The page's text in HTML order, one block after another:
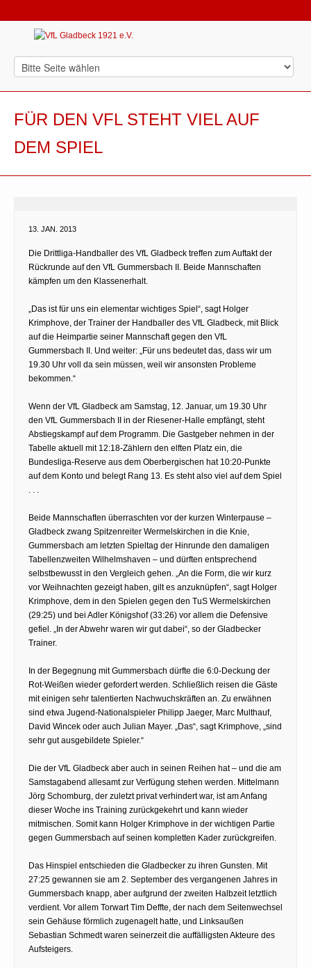
FÜR DEN VFL STEHT VIEL AUF
DEM SPIEL
13. JAN. 2013
Die Drittliga-Handballer des VfL Gladbeck treffen zum Auftakt der
Rückrunde auf den VfL Gummersbach II. Beide Mannschaften
kämpfen um den Klassenerhalt.
„Das ist für uns ein elementar wichtiges Spiel“, sagt Holger
Krimphove, der Trainer der Handballer des VfL Gladbeck, mit Blick
auf die Heimpartie seiner Mannschaft gegen den VfL
Gummersbach II. Und weiter: „Für uns bedeutet das, dass wir um
19.30 Uhr voll da sein müssen, weil wir ansonsten Probleme
bekommen.“
Wenn der VfL Gladbeck am Samstag, 12. Januar, um 19.30 Uhr
den VfL Gummersbach II in der Riesener-Halle empfängt, steht
Abstiegskampf auf dem Programm. Die Gastgeber nehmen in der
Tabelle aktuell mit 12:18-Zählern den elften Platz ein, die
Bundesliga-Reserve aus dem Oberbergischen hat 10:20-Punkte
auf dem Konto und belegt Rang 13. Es steht also viel auf dem Spiel
. . .
Beide Mannschaften überraschten vor der kurzen Winterpause –
Gladbeck zwang Spitzenreiter Wermelskirchen in die Knie,
Gummersbach am letzten Spieltag der Hinrunde den damaligen
Tabellenzweiten Wilhelmshaven – und dürften entsprechend
selbstbewusst in den Vergleich gehen. „An die Form, die wir kurz
vor Weihnachten gezeigt haben, gilt es anzuknüpfen“, sagt Holger
Krimphove, dem in den Spielen gegen den TuS Wermelskirchen
(29:25) und bei Adler Königshof (33:26) vor allem die Defensive
gefiel. „In der Abwehr waren wir gut dabei“, so der Gladbecker
Trainer.
In der Begegnung mit Gummersbach dürfte die 6:0-Deckung der
Rot-Weißen wieder gefordert werden. Schließlich reisen die Gäste
mit einigen sehr talentierten Nachwuchskräften an. Zu erwähnen
sind etwa Jugend-Nationalspieler Philipp Jaeger, Marc Multhauf,
David Wincek oder auch Julian Mayer. „Das“, sagt Krimphove, „sind
sehr gut ausgebildete Spieler.“
Die der VfL Gladbeck aber auch in seinen Reihen hat – und die am
Samstagabend allesamt zur Verfügung stehen werden. Mittelmann
Jörg Schomburg, der zuletzt privat verhindert war, ist am Anfang
dieser Woche ins Training zurückgekehrt und kann wieder
mitmischen. Somit kann Holger Krimphove in der wichtigen Partie
gegen Gummersbach auf seinen kompletten Kader zurückgreifen.
Das Hinspiel entschieden die Gladbecker zu ihren Gunsten. Mit
27:25 gewannen sie am 2. September des vergangenen Jahres in
Gummersbach knapp, aber aufgrund der zweiten Halbzeit letztlich
verdient. Vor allem Torwart Tim Deffte, der nach dem Seitenwechsel
sein Gehäuse förmlich zugenagelt hatte, und Linksaußen
Sebastian Schmedt waren seinerzeit die auffälligsten Akteure des
Aufsteigers.